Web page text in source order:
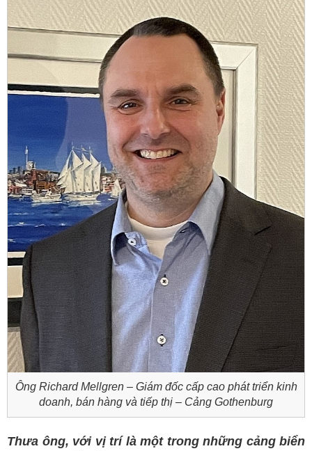
Ông Richard Mellgren – Giám đốc cấp cao phát triển kinh
doanh, bán hàng và tiếp thị – Cảng Gothenburg
Thưa ông, với vị trí là một trong những cảng biển